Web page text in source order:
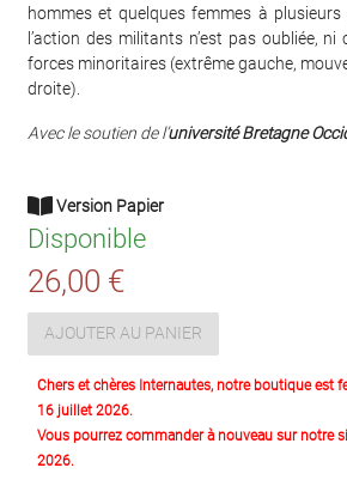
hommes et quelques femmes à
l’action des militants n’est pas oubliée,
forces minoritaires (extrême gauche,
droite).
Avec le soutien de l’université Bretagne
Version Papier
Disponible
26,00 €
AJOUTER AU PANIER
Chers et chères Internautes, notre boutique est
16 juillet 2026.
Vous pourrez commander à nouveau sur notre
2026.